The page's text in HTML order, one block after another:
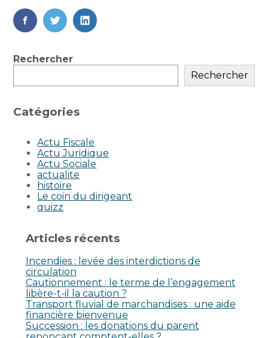
FaceBook
TwitterLinkedIn
Blog
Rechercher
Rechercher
Catégories
Actu Fiscale
Actu Juridique
Actu Sociale
actualite
histoire
Le coin du dirigeant
quizz
Articles récents
Incendies : levée des interdictions de
circulation
Cautionnement : le terme de l’engagement
libère-t-il la caution ?
Transport fluvial de marchandises : une aide
financière bienvenue
Succession : les donations du parent